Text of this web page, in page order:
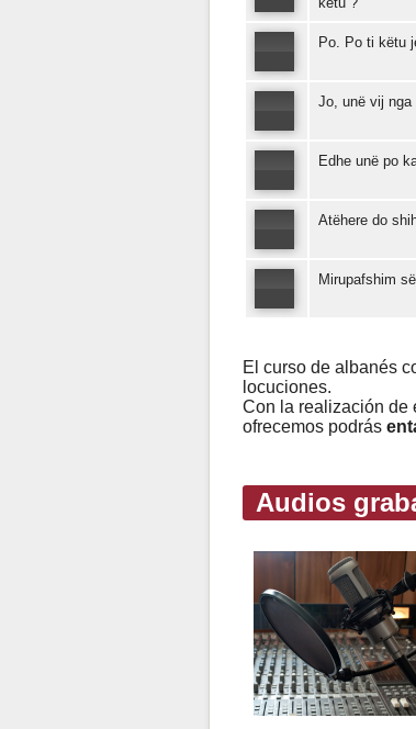
Po. Po ti këtu
Jo, unë vij nga
Edhe unë po
Atëhere do
Mirupafshim
El curso de albanés
locuciones.
Con la realización de
ofrecemos podrás
Audios